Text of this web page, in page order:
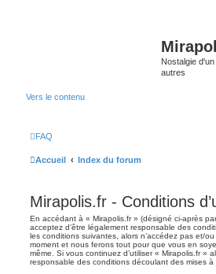
Nostalgie
autres
Vers le contenu
FAQ
Accueil Index du forum
Mirapolis.fr - Conditions
En accédant à « Mirapolis.fr » (désigné ci-après
acceptez d’être légalement responsable des
les conditions suivantes, alors n’accédez pas et/
moment et nous ferons tout pour que vous en
même. Si vous continuez d’utiliser « Mirapolis.fr »
responsable des conditions découlant des mises à